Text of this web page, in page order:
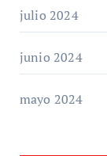
julio 2024
junio 2024
mayo 2024